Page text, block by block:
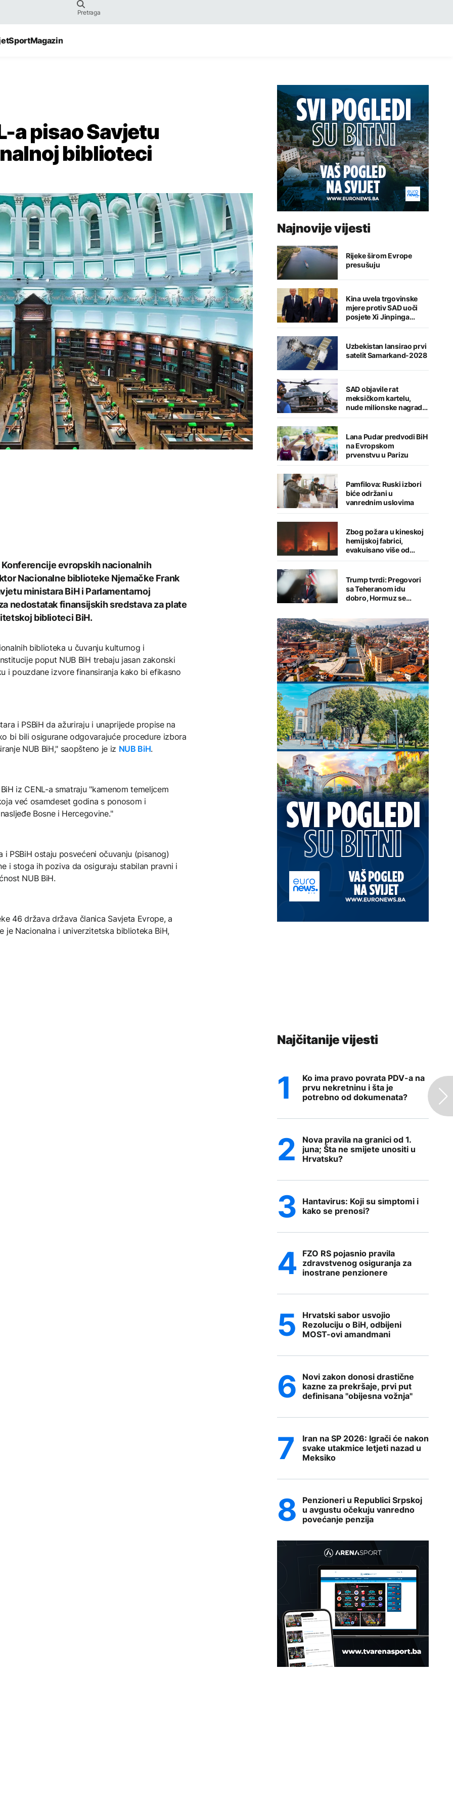
SportMagazin
a pisao Savjetu
biblioteci
evropskih nacionalnih
Nacionalne biblioteke Njemačke Frank
ministara BiH i Parlamentarnoj
nedostatak finansijskih sredstava za plate
biblioteci BiH.
biblioteka u čuvanju kulturnog i
poput NUB BiH trebaju jasan zakonski
i pouzdane izvore finansiranja kako bi efikasno
i PSBiH da ažuriraju i unaprijede propise na
bi bili osigurane odgovarajuće procedure izbora
NUB BiH," saopšteno je iz NUB BiH.
iz CENL-a smatraju "kamenom temeljcem
već osamdeset godina s ponosom i
Bosne i Hercegovine."
i PSBiH ostaju posvećeni očuvanju (pisanog)
i stoga ih poziva da osiguraju stabilan pravni i
NUB BiH.
46 država država članica Savjeta Evrope, a
je Nacionalna i univerzitetska biblioteka BiH,
Najnovije vijesti
Rijeke širom Evrope
presušuju
Kina uvela trgovinske
mjere protiv SAD uoči
posjete Xi Jinpinga
Washingtonu
Uzbekistan lansirao prvi
satelit Samarkand-2028
SAD objavile rat
meksičkom kartelu,
nude milionske nagrade
za informacije
Lana Pudar predvodi BiH
na Evropskom
prvenstvu u Parizu
Pamfilova: Ruski izbori
biće održani u
vanrednim uslovima
Zbog požara u kineskoj
hemijskoj fabrici,
evakuisano više od
1.200 ljudi
Trump tvrdi: Pregovori
sa Teheranom idu
dobro, Hormuz se
Najčitanije vijesti
Ko ima pravo povrata PDV-a na
prvu nekretninu i šta je
potrebno od dokumenata?
Nova pravila na granici od 1.
juna; Šta ne smijete unositi u
Hrvatsku?
Hantavirus: Koji su simptomi i
kako se prenosi?
FZO RS pojasnio pravila
zdravstvenog osiguranja za
inostrane penzionere
Hrvatski sabor usvojio
Rezoluciju o BiH, odbijeni
MOST-ovi amandmani
Novi zakon donosi drastične
kazne za prekršaje, prvi put
definisana "obijesna vožnja"
Iran na SP 2026: Igrači će nakon
svake utakmice letjeti nazad u
Meksiko
Penzioneri u Republici Srpskoj
u avgustu očekuju vanredno
povećanje penzija